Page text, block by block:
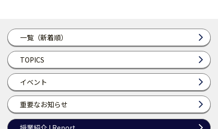
一覧（新着順）
TOPICS
イベント
重要なお知らせ